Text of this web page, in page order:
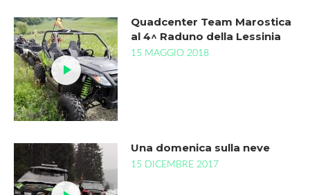
Quadcenter Team Marostica
al 4^ Raduno della Lessinia
15 MAGGIO 2018
Una domenica sulla neve
15 DICEMBRE 2017